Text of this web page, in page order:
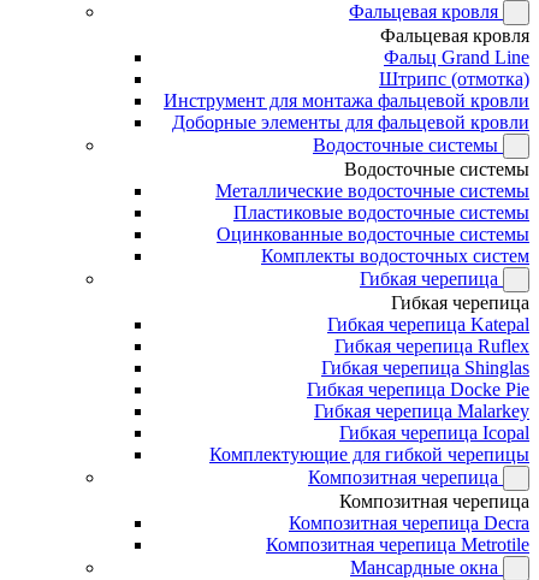
Фальцевая кровля
Фальцевая кровля
Фальц Grand Line
Штрипс (отмотка)
Инструмент для монтажа фальцевой кровли
Доборные элементы для фальцевой кровли
Водосточные системы
Водосточные системы
Металлические водосточные системы
Пластиковые водосточные системы
Оцинкованные водосточные системы
Комплекты водосточных систем
Гибкая черепица
Гибкая черепица
Гибкая черепица Katepal
Гибкая черепица Ruflex
Гибкая черепица Shinglas
Гибкая черепица Docke Pie
Гибкая черепица Malarkey
Гибкая черепица Icopal
Комплектующие для гибкой черепицы
Композитная черепица
Композитная черепица
Композитная черепица Decra
Композитная черепица Metrotile
Мансардные окна